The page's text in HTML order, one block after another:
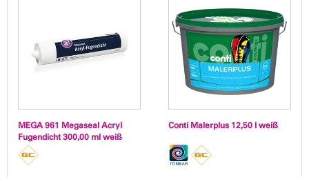
MEGA 961 Megaseal Acryl
Fugendicht 300,00 ml weiß
Conti Malerplus 12,50 l weiß